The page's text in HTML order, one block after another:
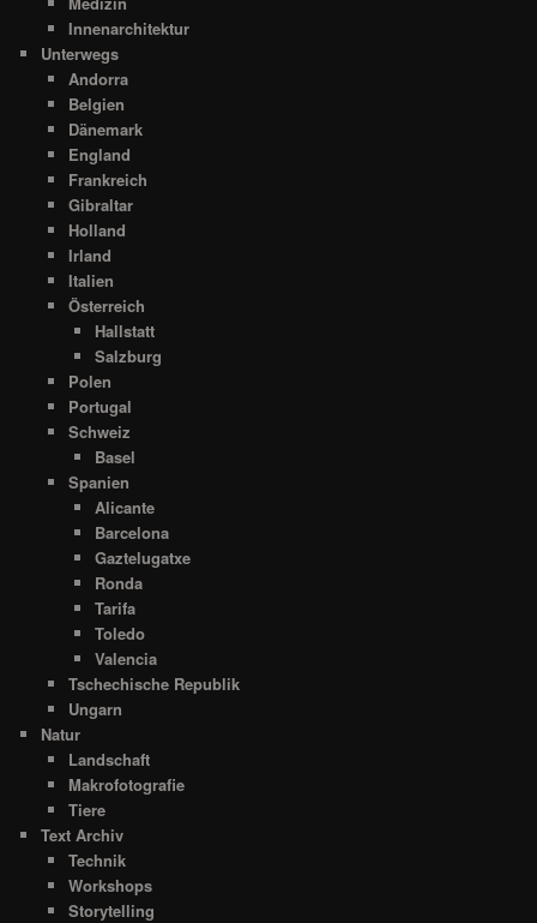
Innenarchitektur
Unterwegs
Andorra
Belgien
Dänemark
England
Frankreich
Gibraltar
Holland
Irland
Italien
Österreich
Hallstatt
Salzburg
Polen
Portugal
Schweiz
Basel
Spanien
Alicante
Barcelona
Gaztelugatxe
Ronda
Tarifa
Toledo
Valencia
Tschechische Republik
Ungarn
Natur
Landschaft
Makrofotografie
Tiere
Text Archiv
Technik
Workshops
Storytelling